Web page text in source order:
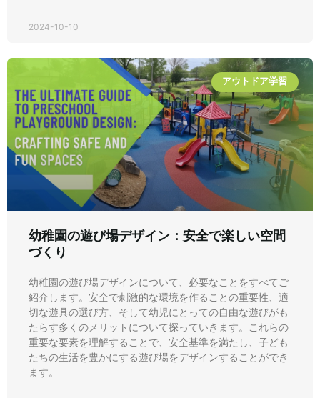
2024-10-10
アウトドア学習
幼稚園の遊び場デザイン：安全で楽しい空間
づくり
幼稚園の遊び場デザインについて、必要なことをすべてご
紹介します。安全で刺激的な環境を作ることの重要性、適
切な遊具の選び方、そして幼児にとっての自由な遊びがも
たらす多くのメリットについて探っていきます。これらの
重要な要素を理解することで、安全基準を満たし、子ども
たちの生活を豊かにする遊び場をデザインすることができ
ます。